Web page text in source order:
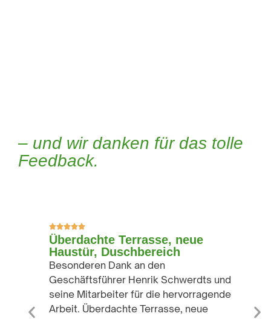
– und wir danken für das tolle
Feedback.
Überdachte Terrasse, neue
Haustür, Duschbereich
Besonderen Dank an den
Geschäftsführer Henrik Schwerdts und
seine Mitarbeiter für die hervorragende
Arbeit. Überdachte Terrasse, neue